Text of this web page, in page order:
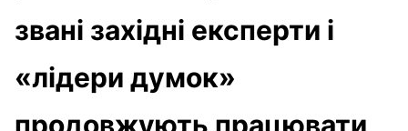
звані західні експерти і
«лідери думок»